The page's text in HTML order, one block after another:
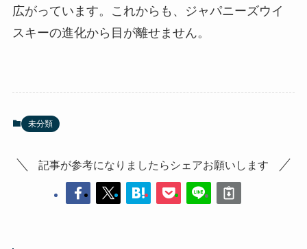
広がっています。これからも、ジャパニーズウイ
スキーの進化から目が離せません。
未分類
記事が参考になりましたらシェアお願いします